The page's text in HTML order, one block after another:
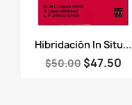
Vista rápida
Hibridación In Situ...
$50.00 $47.50